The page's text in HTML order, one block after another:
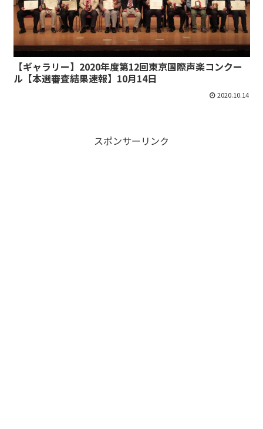
【ギャラリー】2020年度第12回東京国際声楽コンクー
ル【本選審査結果速報】10月14日
2020.10.14
スポンサーリンク